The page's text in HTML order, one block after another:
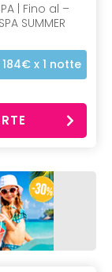
| Fino al –
SUMMER
x 1 notte